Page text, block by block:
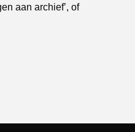
aan archief’, of